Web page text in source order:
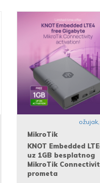
MikroTik
KNOT Embedded
uz 1GB besplatnog
MikroTik
prometa